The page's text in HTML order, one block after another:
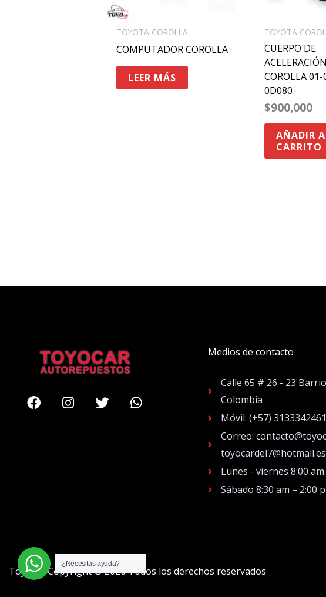
TOYOTA COROLLA
COMPUTADOR COROLLA
LEER MÁS
TOYOTA
CUERPO DE
COROLLA
0D080
$900,000
AÑADIR
CARRITO
FacebookInstagram
TwitterWhatsapp
Medios de contacto
Calle 65 # 26 - 23
Colombia
Móvil: (+57) 3133342461
Correo:
toyocardel7@hotmail.es
Lunes - viernes 8:00
Sábado 8:30 am – 2:00
Toyocar Copyright © 2026 Todos los derechos reservados
¿Necesitas ayuda?